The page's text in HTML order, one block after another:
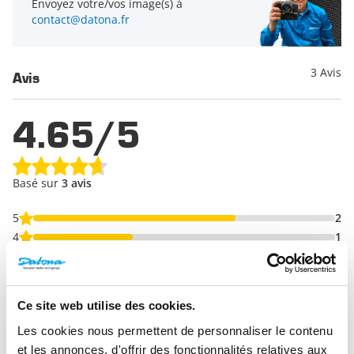
Ce site web utilise des cookies.
Les cookies nous permettent de personnaliser le contenu
et les annonces, d'offrir des fonctionnalités relatives aux
d’ergonomiques et mécaniques au niveau des normes DIN.
Envoyez votre/vos image(s) à
contact@datona.fr
Avis 3 Avis
4.65/5
Basé sur 3 avis
5
2
4
1
0
0